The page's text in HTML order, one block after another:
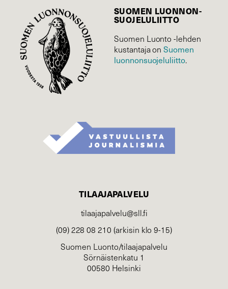
SUOMEN LUONNON­
SUOJELU­LIITTO
Suomen Luonto -lehden
kustantaja onSuomen
luonnonsuojelu­liitto.
TILAAJAPALVELU
tilaajapalvelu@sll.fi
(09) 228 08 210 (arkisin klo 9-15)
Suomen Luonto/tilaajapalvelu
Sörnäistenkatu 1
00580 Helsinki